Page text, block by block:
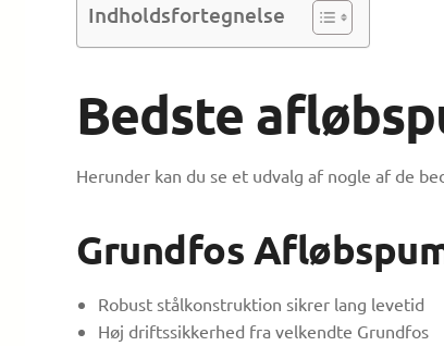
Indholdsfortegnelse
Bedste
Herunder kan du se et udvalg af nogle af de
Grundfos
Robust stålkonstruktion sikrer lang levetid
Høj driftssikkerhed fra velkendte Grundfos